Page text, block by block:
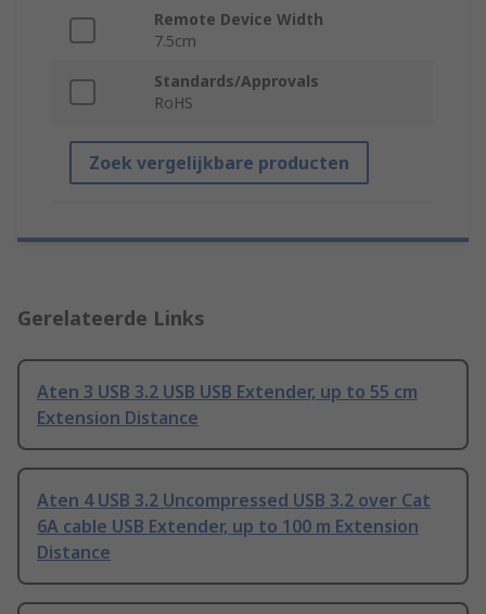
Remote Device Width
7.5cm
Standards/Approvals
RoHS
Zoek vergelijkbare producten
Gerelateerde Links
Aten 3 USB 3.2 USB USB Extender, up to 55 cm
Extension Distance
Aten 4 USB 3.2 Uncompressed USB 3.2 over Cat
6A cable USB Extender, up to 100 m Extension
Distance